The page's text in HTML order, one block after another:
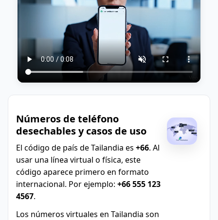
Números de teléfono
desechables y casos de uso
El código de país de Tailandia es +66. Al
usar una línea virtual o física, este
código aparece primero en formato
internacional. Por ejemplo: +66 555 123
4567.
Los números virtuales en Tailandia son